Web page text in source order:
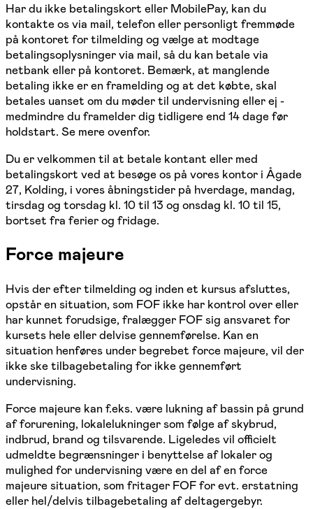
Har du ikke betalingskort eller MobilePay, kan du
kontakte os via mail, telefon eller personligt fremmøde
på kontoret for tilmelding og vælge at modtage
betalingsoplysninger via mail, så du kan betale via
netbank eller på kontoret. Bemærk, at manglende
betaling ikke er en framelding og at det købte, skal
betales uanset om du møder til undervisning eller ej -
medmindre du framelder dig tidligere end 14 dage før
holdstart. Se mere ovenfor.
Du er velkommen til at betale kontant eller med
betalingskort ved at besøge os på vores kontor i Ågade
27, Kolding, i vores åbningstider på hverdage, mandag,
tirsdag og torsdag kl. 10 til 13 og onsdag kl. 10 til 15,
bortset fra ferier og fridage.
Force majeure
Hvis der efter tilmelding og inden et kursus afsluttes,
opstår en situation, som FOF ikke har kontrol over eller
har kunnet forudsige, fralægger FOF sig ansvaret for
kursets hele eller delvise gennemførelse. Kan en
situation henføres under begrebet force majeure, vil der
ikke ske tilbagebetaling for ikke gennemført
undervisning.
Force majeure kan f.eks. være lukning af bassin på grund
af forurening, lokalelukninger som følge af skybrud,
indbrud, brand og tilsvarende. Ligeledes vil officielt
udmeldte begrænsninger i benyttelse af lokaler og
mulighed for undervisning være en del af en force
majeure situation, som fritager FOF for evt. erstatning
eller hel/delvis tilbagebetaling af deltagergebyr.